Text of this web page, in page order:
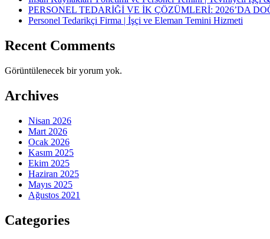
PERSONEL TEDARİĞİ VE İK ÇÖZÜMLERİ: 2026’DA
Personel Tedarikçi Firma | İşçi ve Eleman Temini Hizmeti
Recent Comments
Görüntülenecek bir yorum yok.
Archives
Nisan 2026
Mart 2026
Ocak 2026
Kasım 2025
Ekim 2025
Haziran 2025
Mayıs 2025
Ağustos 2021
Categories